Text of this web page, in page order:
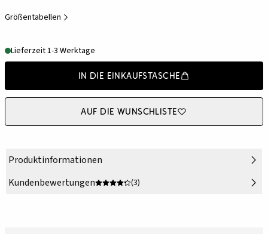
Größentabellen
Lieferzeit 1-3 Werktage
In die Einkaufstasche
Auf die Wunschliste
Produktinformationen
Kundenbewertungen
(3)